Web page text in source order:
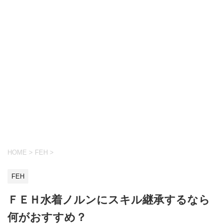
HOME > FEH >
FEH
ＦＥＨ水着ノルンにスキル継承するなら
何がおすすめ？